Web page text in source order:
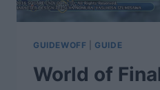
GUIDEWOFF GUIDE
World of